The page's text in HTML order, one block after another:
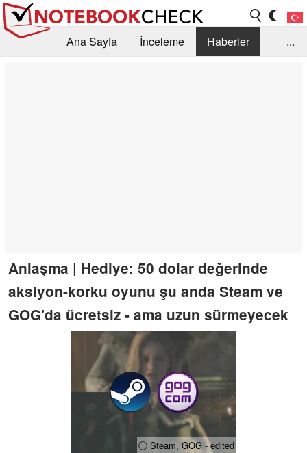
Ana Sayfa İnceleme
Haberler
...
Anlaşma | Hediye: 50 dolar değerinde
aksiyon-korku oyunu şu anda Steam ve
GOG'da ücretsiz - ama uzun sürmeyecek
ⓘ Steam, GOG - edited